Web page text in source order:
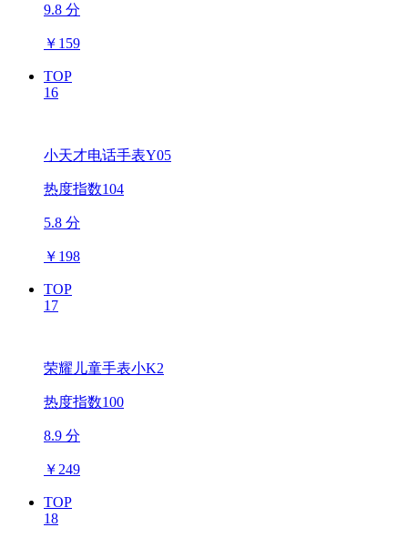
9.8 分
￥ 159
TOP
16
小天才电话手表Y05
热度指数104
5.8 分
￥ 198
TOP
17
荣耀儿童手表小K2
热度指数100
8.9 分
￥ 249
TOP
18